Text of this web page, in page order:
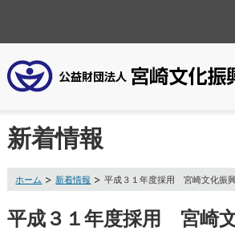
新着情報
ホーム 新着情報 平成３１年度採用 宮崎文化振
平成３１年度採用 宮崎